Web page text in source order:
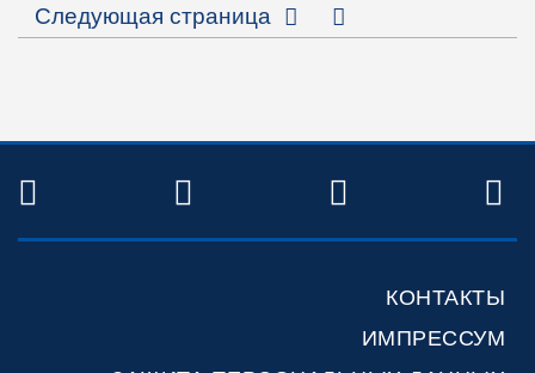
Следующая страница
Последняя
TWITTER FACEBOOKYOUTUBE
КОНТАКТЫ
ИМПРЕССУМ